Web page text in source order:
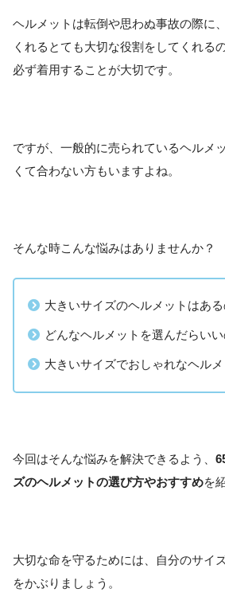
ヘルメットは転倒や思わぬ事故の際に
くれるとても大切な役割をしてくれる
必ず着用することが大切です。
ですが、一般的に売られているヘルメ
くて合わない方もいますよね。
そんな時こんな悩みはありませんか？
大きいサイズのヘルメットはある
どんなヘルメットを選んだらいい
大きいサイズでおしゃれなヘル
今回はそんな悩みを解決できるよう、
ズのヘルメットの選び方やおすすめを
大切な命を守るためには、自分のサイ
をかぶりましょう。